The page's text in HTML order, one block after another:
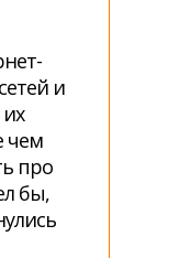
и
чем
про
бы,